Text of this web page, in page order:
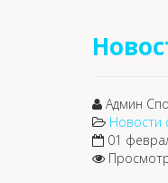
Админ
Новости
01